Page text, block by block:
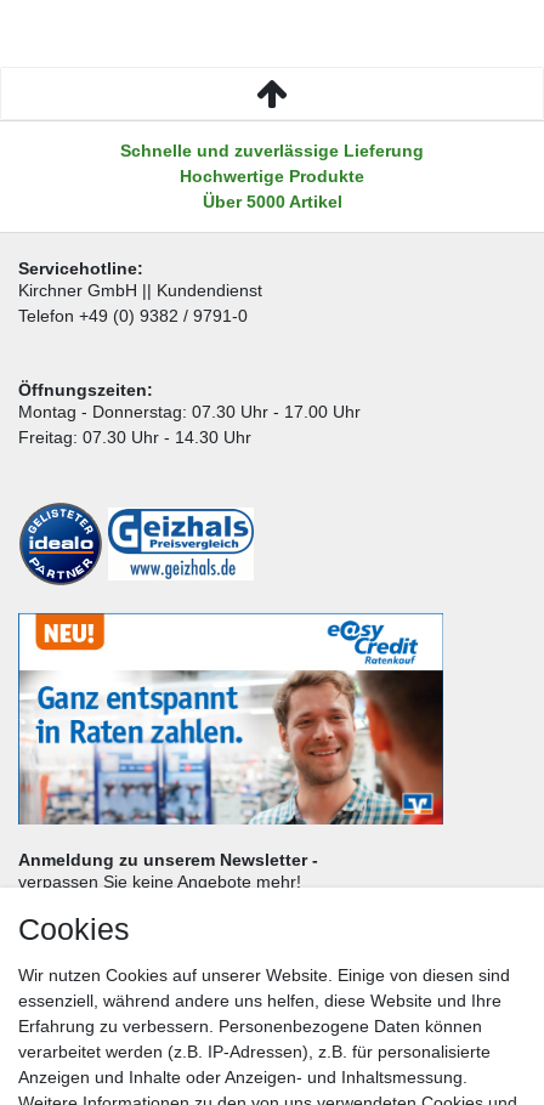
Schnelle und zuverlässige Lieferung
Hochwertige Produkte
Über 5000 Artikel
Servicehotline:
Kirchner GmbH || Kundendienst
Telefon +49 (0) 9382 / 9791-0
Öffnungszeiten:
Montag - Donnerstag: 07.30 Uhr - 17.00 Uhr
Freitag: 07.30 Uhr - 14.30 Uhr
Anmeldung zu unserem Newsletter -
verpassen Sie keine Angebote mehr!
Nachname*
E-Mail*
Cookies
Wir nutzen Cookies auf unserer Website. Einige von diesen sind
essenziell, während andere uns helfen, diese Website und Ihre
Erfahrung zu verbessern. Personenbezogene Daten können
verarbeitet werden (z.B. IP-Adressen), z.B. für personalisierte
Anzeigen und Inhalte oder Anzeigen- und Inhaltsmessung.